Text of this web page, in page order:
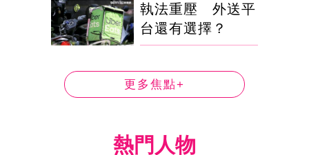
執法重壓 外送平
台還有選擇？
更多焦點+
熱門人物